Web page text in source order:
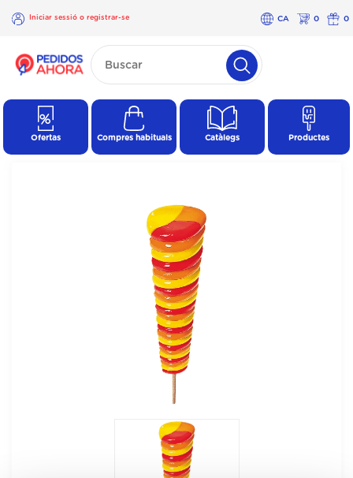
Iniciar sessió o registrar-se CA 0 0
×
Iniciar
registrar-
Ofertas Compres habituals Catàlegs Productes